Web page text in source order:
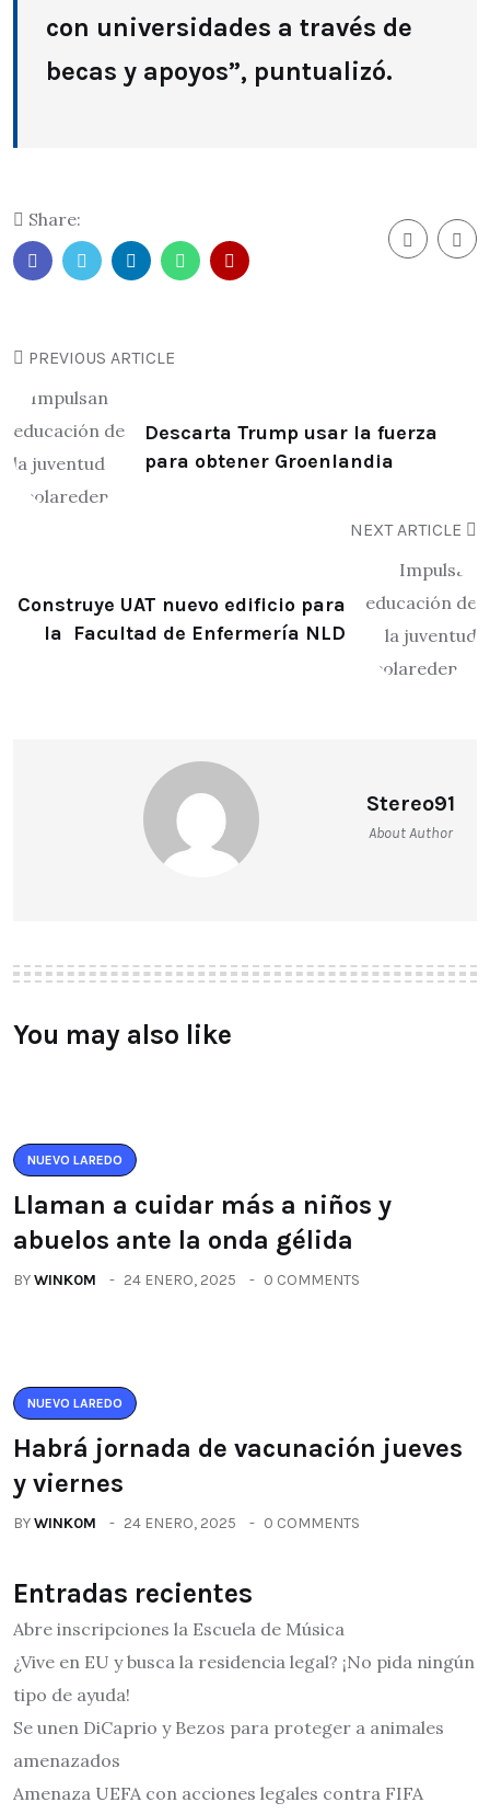
con universidades a través de
becas y apoyos”, puntualizó.
Share:
PREVIOUS ARTICLE
Descarta Trump usar la fuerza
para obtener Groenlandia
NEXT ARTICLE
Construye UAT nuevo edificio para
la Facultad de Enfermería NLD
Stereo91
About Author
You may also like
NUEVO LAREDO
Llaman a cuidar más a niños y
abuelos ante la onda gélida
BYWINK0M 24 ENERO, 2025 0 COMMENTS
NUEVO LAREDO
Habrá jornada de vacunación jueves
y viernes
BYWINK0M 24 ENERO, 2025 0 COMMENTS
Entradas recientes
Abre inscripciones la Escuela de Música
¿Vive en EU y busca la residencia legal? ¡No pida ningún
tipo de ayuda!
Se unen DiCaprio y Bezos para proteger a animales
amenazados
Amenaza UEFA con acciones legales contra FIFA